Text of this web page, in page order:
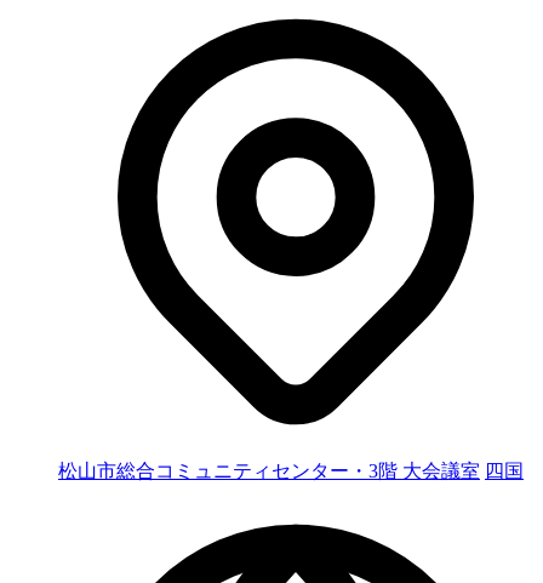
松山市総合コミュニティセンター・3階 大会議室 四国